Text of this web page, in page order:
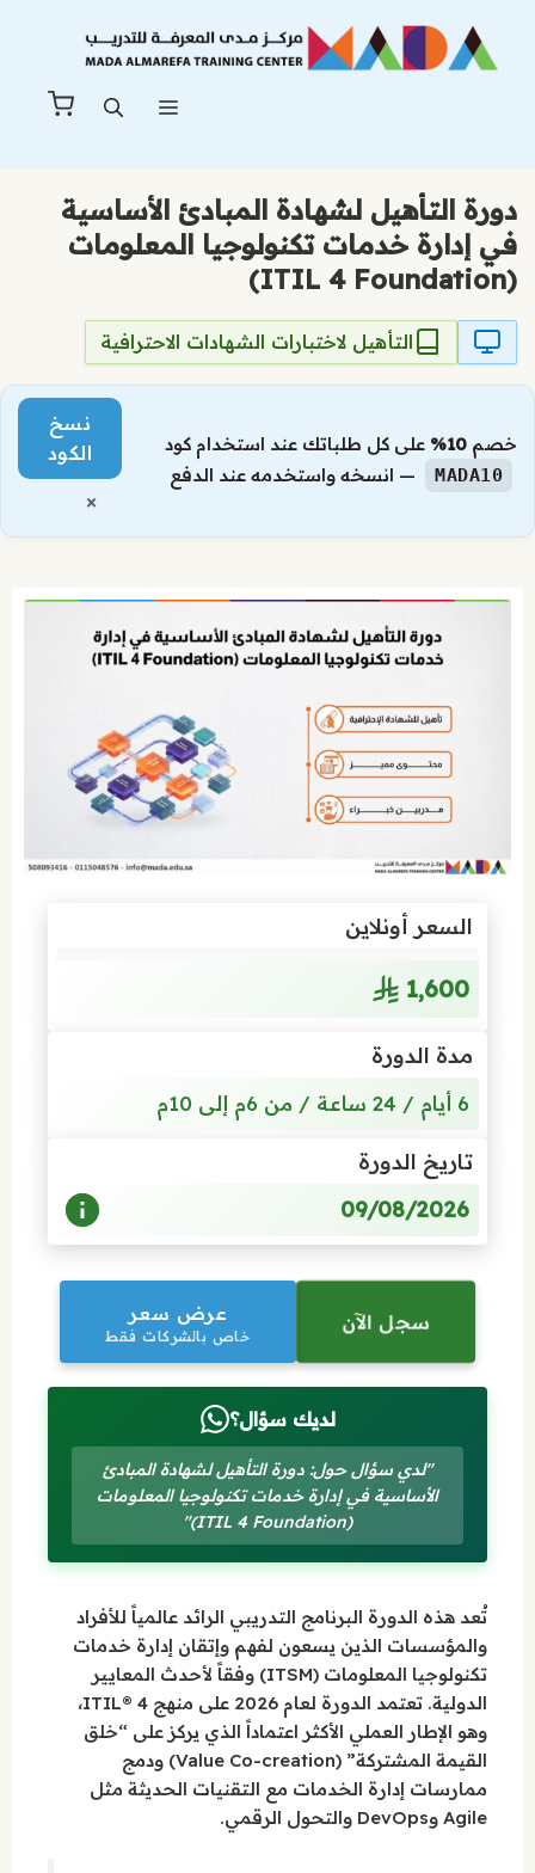
المحتوى
دورة التأهيل لشهادة المبادئ الأساسية
في إدارة خدمات تكنولوجيا المعلومات
(ITIL 4 Foundation)
التأهيل لاختبارات الشهادات الاحترافية
خصم 10% على كل طلباتك عند استخدام كود
MADA10 — انسخه واستخدمه عند الدفع
نسخ
الكود
×
السعر أونلاين
1٬600
مدة الدورة
6 أيام / 24 ساعة / من 6م إلى 10م
تاريخ الدورة
09/08/2026
سجل الآن عرض سعر
خاص بالشركات فقط
لديك سؤال؟
"لدي سؤال حول: دورة التأهيل لشهادة المبادئ
الأساسية في إدارة خدمات تكنولوجيا المعلومات
(ITIL 4 Foundation)"
تُعد هذه الدورة البرنامج التدريبي الرائد عالمياً للأفراد
والمؤسسات الذين يسعون لفهم وإتقان إدارة خدمات
تكنولوجيا المعلومات (ITSM) وفقاً لأحدث المعايير
الدولية. تعتمد الدورة لعام 2026 على منهج ITIL® 4،
وهو الإطار العملي الأكثر اعتماداً الذي يركز على “خلق
القيمة المشتركة” (Value Co-creation) ودمج
ممارسات إدارة الخدمات مع التقنيات الحديثة مثل
Agile وDevOps والتحول الرقمي.